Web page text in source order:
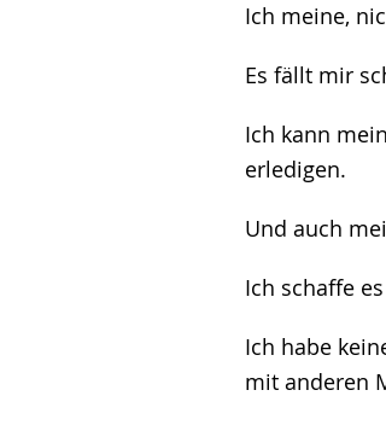
Ich meine,
Es fällt mir
Ich kann
erledigen.
Und auch
Ich schaffe
Ich habe
​​​​​​​mit anderen